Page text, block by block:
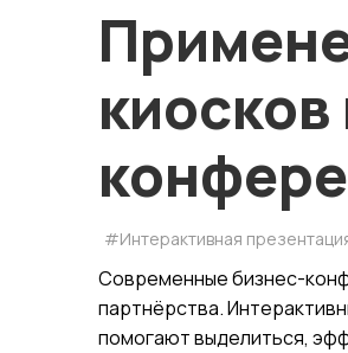
#Интерактивная
Современные бизнес-
партнёрства.
помогают выделиться,